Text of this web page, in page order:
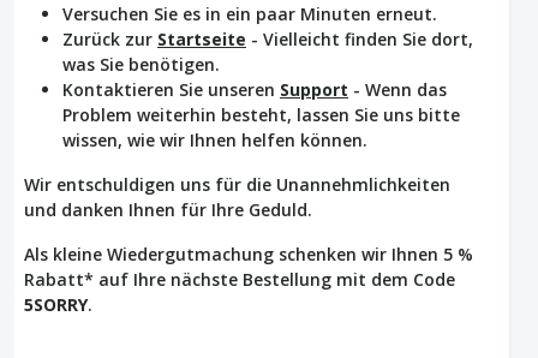
Versuchen Sie es in ein paar Minuten erneut.
Zurück zur Startseite - Vielleicht finden Sie dort,
was Sie benötigen.
Kontaktieren Sie unseren Support - Wenn das
Problem weiterhin besteht, lassen Sie uns bitte
wissen, wie wir Ihnen helfen können.
Wir entschuldigen uns für die Unannehmlichkeiten
und danken Ihnen für Ihre Geduld.
Als kleine Wiedergutmachung schenken wir Ihnen 5 %
Rabatt* auf Ihre nächste Bestellung mit dem Code
5SORRY.